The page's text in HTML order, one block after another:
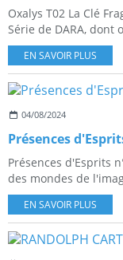
Oxalys T02 La Clé
Série de DARA, dont
EN SAVOIR PLUS
04/08/2024
Présences
Présences d'Esprits
des mondes de
EN SAVOIR PLUS